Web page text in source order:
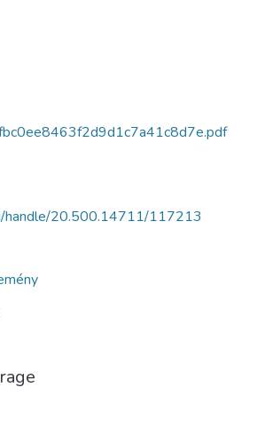
handle/20.500.14711/117213